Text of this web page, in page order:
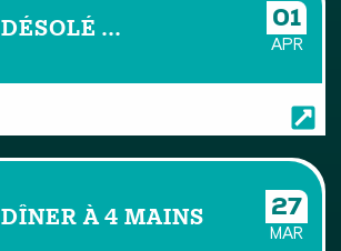
DÉSOLÉ … 01
APR
DÎNER À 4 MAINS 27
MAR